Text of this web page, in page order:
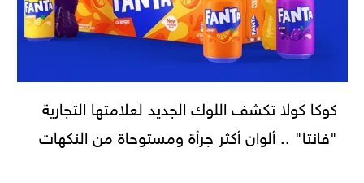
كوكا كولا تكشف اللوك الجديد لعلامتها التجارية
"فانتا" .. ألوان أكثر جرأة ومستوحاة من النكهات